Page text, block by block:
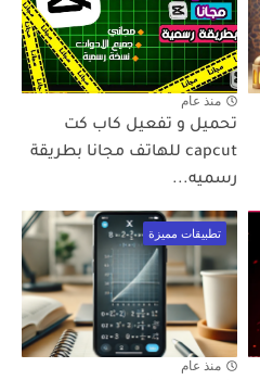
منذ عام
تحميل و تفعيل كاب كت
capcut للهاتف مجانا بطريقة
رسميه...
تطبيقات مميزة
منذ عام